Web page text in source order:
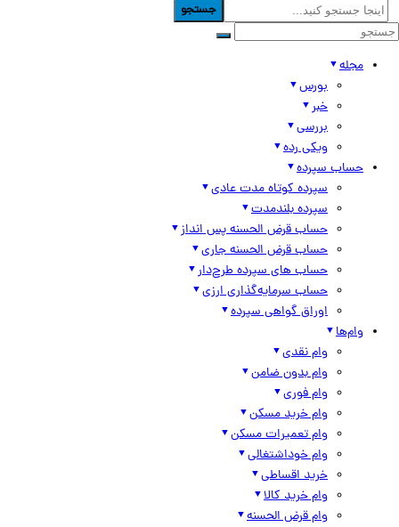
جستجو
مجله
بورس
خبر
بررسی
ویکی رده
حساب سپرده
سپرده کوتاه مدت عادی
سپرده بلندمدت
حساب قرض الحسنه پس انداز
حساب قرض الحسنه جاری
حساب های سپرده طرح‌دار
حساب سرمایه‌گذاری ارزی
اوراق گواهی سپرده
وام‌ها
وام نقدی
وام بدون ضامن
وام فوری
وام خرید مسکن
وام تعمیرات مسکن
وام خوداشتغالی
خرید اقساطی
وام خرید کالا
وام قرض الحسنه